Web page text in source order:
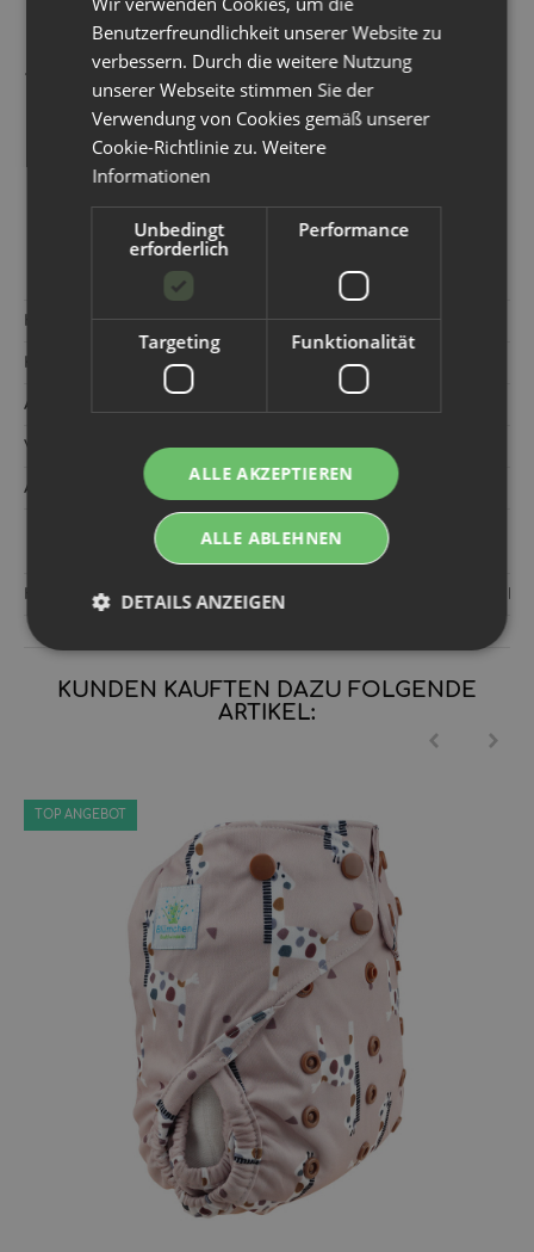
Material der waschbaren
Slipeinlagen:
Außenschicht: PUL (wasserdicht)
Innere Schicht am Körper: Bambus
80% Bambus, 20% Polyester
Hersteller: Hypf
Slipeinlagen/Tampons
Artikelnummer:
Versandgewicht‍: 0,02 kg
Artikelgewicht‍:
Hersteller: Forx GmbH Gewerbering 14 8112 Wilkau-Haßlau
KUNDEN KAUFTEN DAZU FOLGENDE
ARTIKEL:
TOP ANGEBOT
Benutzerfreundlichkeit unserer Website zu
verbessern. Durch die weitere Nutzung
unserer Webseite stimmen Sie der
Verwendung von Cookies gemäß unserer
Cookie-Richtlinie zu.Weitere
Informationen
Unbedingt
erforderlich
Performance
Targeting Funktionalität
ALLE AKZEPTIEREN
ALLE ABLEHNEN
DETAILS ANZEIGEN